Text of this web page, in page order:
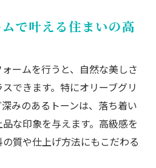
で叶える住まいの高
ームを行うと、自然な美しさ
できます。特にオリーブグリ
みのあるトーンは、落ち着い
な印象を与えます。高級感を
質や仕上げ方法にもこだわる